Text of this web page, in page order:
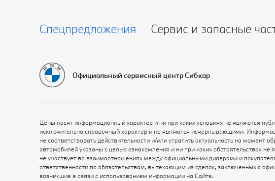
Спецпредложения Сервис и запасные
Официальный сервисный центр Сибкар
Цены носят информационный характер и ни при каких условиях не являются
исключительно справочный характер и не являются исчерпывающими.
не соответствовать действительности и/или утратить актуальность на
автомобилей указаны с целью ознакомления и ни при каких обстоятельствах
не участвует во взаимоотношениях между официальными дилерами и
ответственности по обязательствам, вытекающим из сделок, заключенных с
возникшие в связи с использованием информации на Сайте.